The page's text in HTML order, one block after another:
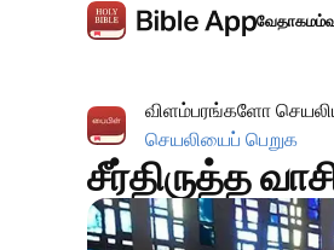
வேதாகமம்
விளம்பரங்களோ
செயலியைப் பெறுக
சீர்திருத்த